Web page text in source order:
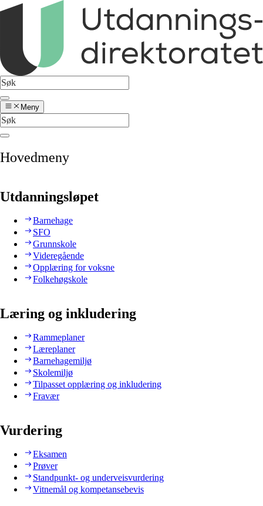
Meny
Hovedmeny
Utdanningsløpet
Barnehage
SFO
Grunnskole
Videregående
Opplæring for voksne
Folkehøgskole
Læring og inkludering
Rammeplaner
Læreplaner
Barnehagemiljø
Skolemiljø
Tilpasset opplæring og inkludering
Fravær
Vurdering
Eksamen
Prøver
Standpunkt- og underveisvurdering
Vitnemål og kompetansebevis